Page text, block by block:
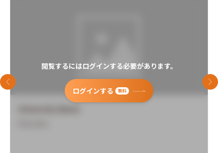
閲覧するにはログインする必要があります。
ログインする 無料
前のスライド 次